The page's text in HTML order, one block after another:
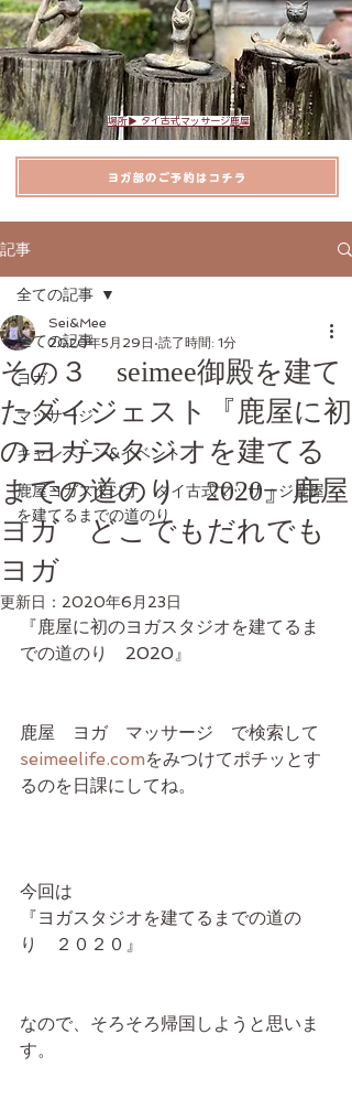
ヨガ部のご予約はコチラ
場所▶︎ タイ古式マッサージ鹿屋
記事
全ての記事
ヨガ
マッサージ
キャンペーン&イベント
鹿屋ヨガスタジオ タイ古式マッサージ鹿屋
を建てるまでの道のり
全ての記事
その３ seimee御殿を建て
たダイジェスト『鹿屋に初
のヨガスタジオを建てる
までの道のり 2020』鹿屋
ヨガ どこでもだれでも
ヨガ
Sei&Mee
2020年5月29日 読了時間: 1分
更新日： 2020年6月23日
『鹿屋に初のヨガスタジオを建てるま
での道のり　2020』
鹿屋　ヨガ　マッサージ　で検索して
seimeelife.comをみつけてポチッとす
るのを日課にしてね。
今回は
『ヨガスタジオを建てるまでの道の
り　２０２０』
なので、そろそろ帰国しようと思いま
す。